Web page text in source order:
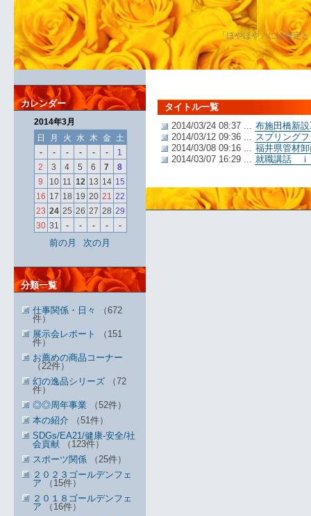
「ほやほや」には肯定
タイトル一覧
2014/03/24 08:37 ... 布施田橋新
2014/03/12 09:36 ... スプリング
2014/03/08 09:16 ... 福井県管材
2014/03/07 16:29 ... 就職講話
カレンダー
2014年3月
日
月 火 水 木 金 土
-
- - - - -
1
2
3 4 5 6 7
8
9
10 11 12 13 14 15
16 17 18 19 20 21 22
23 24 25 26 27 28 29
30 31 - - - - -
前の月 次の月
分類一覧
仕事関係・日々
（672
件）
展示会レポート
（151
件）
お薦めの商品コーナー
（22件）
幻の逸品シリーズ （72
件）
◎◎周年事業 （52件）
本の紹介 （51件）
SDGs/EA21/健康-安全/社
会貢献 （123件）
スポーツ関係 （25件）
２０２３ゴールデンフェ
ア （15件）
２０１８ゴールデンフェ
ア （16件）